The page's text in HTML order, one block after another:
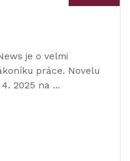
je o velmi
práce. Novelu
2025 na …